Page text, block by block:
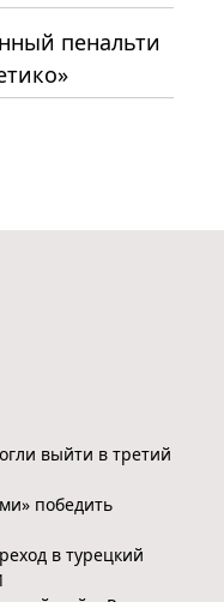
пенальти
выйти в третий
победить
в турецкий